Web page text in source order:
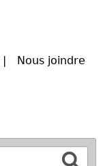
Nous joindre